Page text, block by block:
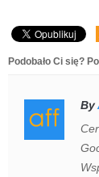
Podobało Ci się?
By